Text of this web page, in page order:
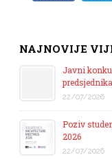
NAJNOVIJE
Javni
22/07/2026
Poziv
2026
22/07/2026